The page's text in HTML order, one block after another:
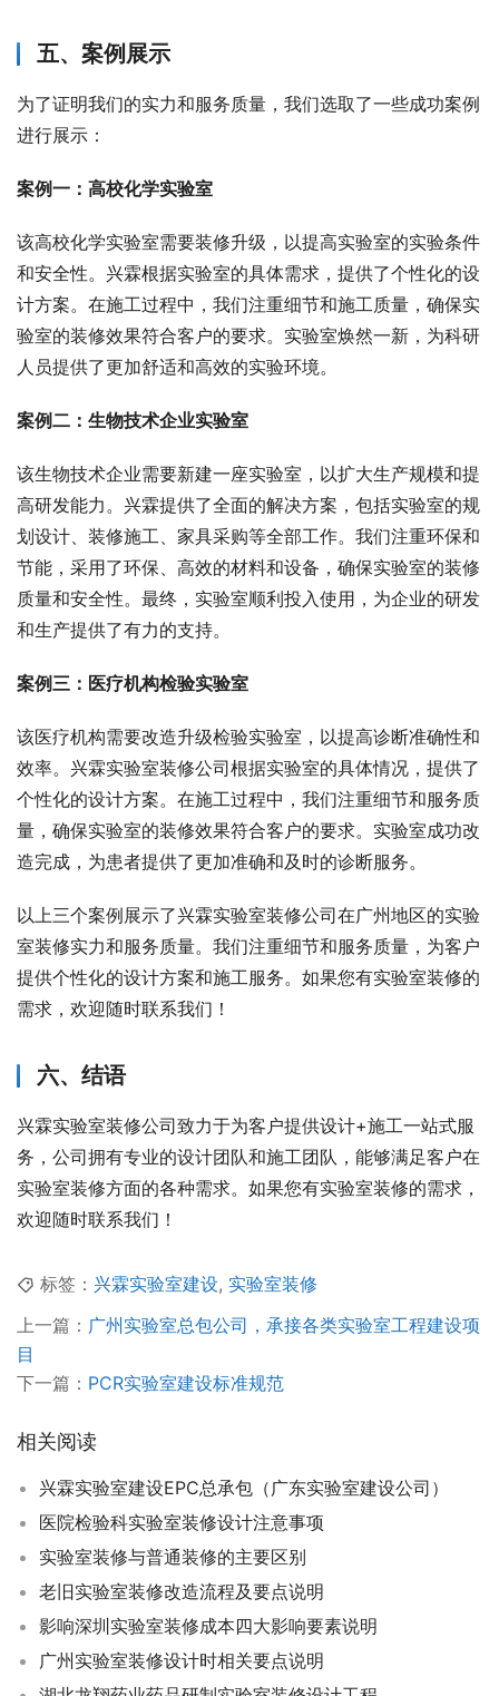
五、案例展示
为了证明我们的实力和服务质量，我们选取了一些成功案例
进行展示：
案例一：高校化学实验室
该高校化学实验室需要装修升级，以提高实验室的实验条件
和安全性。兴霖根据实验室的具体需求，提供了个性化的设
计方案。在施工过程中，我们注重细节和施工质量，确保实
验室的装修效果符合客户的要求。实验室焕然一新，为科研
人员提供了更加舒适和高效的实验环境。
案例二：生物技术企业实验室
该生物技术企业需要新建一座实验室，以扩大生产规模和提
高研发能力。兴霖提供了全面的解决方案，包括实验室的规
划设计、装修施工、家具采购等全部工作。我们注重环保和
节能，采用了环保、高效的材料和设备，确保实验室的装修
质量和安全性。最终，实验室顺利投入使用，为企业的研发
和生产提供了有力的支持。
案例三：医疗机构检验实验室
该医疗机构需要改造升级检验实验室，以提高诊断准确性和
效率。兴霖实验室装修公司根据实验室的具体情况，提供了
个性化的设计方案。在施工过程中，我们注重细节和服务质
量，确保实验室的装修效果符合客户的要求。实验室成功改
造完成，为患者提供了更加准确和及时的诊断服务。
以上三个案例展示了兴霖实验室装修公司在广州地区的实验
室装修实力和服务质量。我们注重细节和服务质量，为客户
提供个性化的设计方案和施工服务。如果您有实验室装修的
需求，欢迎随时联系我们！
六、结语
兴霖实验室装修公司致力于为客户提供设计+施工一站式服
务，公司拥有专业的设计团队和施工团队，能够满足客户在
实验室装修方面的各种需求。如果您有实验室装修的需求，
欢迎随时联系我们！
标签： 兴霖实验室建设, 实验室装修
上一篇： 广州实验室总包公司，承接各类实验室工程建设项
目
下一篇： PCR实验室建设标准规范
相关阅读
兴霖实验室建设EPC总承包（广东实验室建设公司）
医院检验科实验室装修设计注意事项
实验室装修与普通装修的主要区别
老旧实验室装修改造流程及要点说明
影响深圳实验室装修成本四大影响要素说明
广州实验室装修设计时相关要点说明